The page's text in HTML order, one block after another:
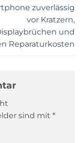
zuverlässig
vor Kratzern,
und
Reparaturkosten
sind mit *